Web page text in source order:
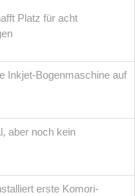
Platz für acht
Inkjet-Bogenmaschine auf
aber noch kein
erste Komori-